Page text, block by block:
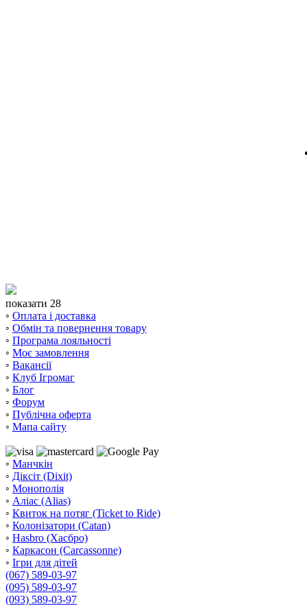
показати 28
◦ Оплата і доставка
◦ Обмін та повернення товару
◦ Програма лояльності
◦ Моє замовлення
◦ Вакансії
◦ Клуб Ігромаг
◦ Блог
◦ Форум
◦ Публічна оферта
◦ Мапа сайту
◦ Манчкін
◦ Діксіт (Dixit)
◦ Монополія
◦ Аліас (Alias)
◦ Квиток на потяг (Ticket to Ride)
◦ Колонізатори (Catan)
◦ Hasbro (Хасбро)
◦ Каркасон (Carcassonne)
◦ Ігри для дітей
(067) 589-03-97
(095) 589-03-97
(093) 589-03-97